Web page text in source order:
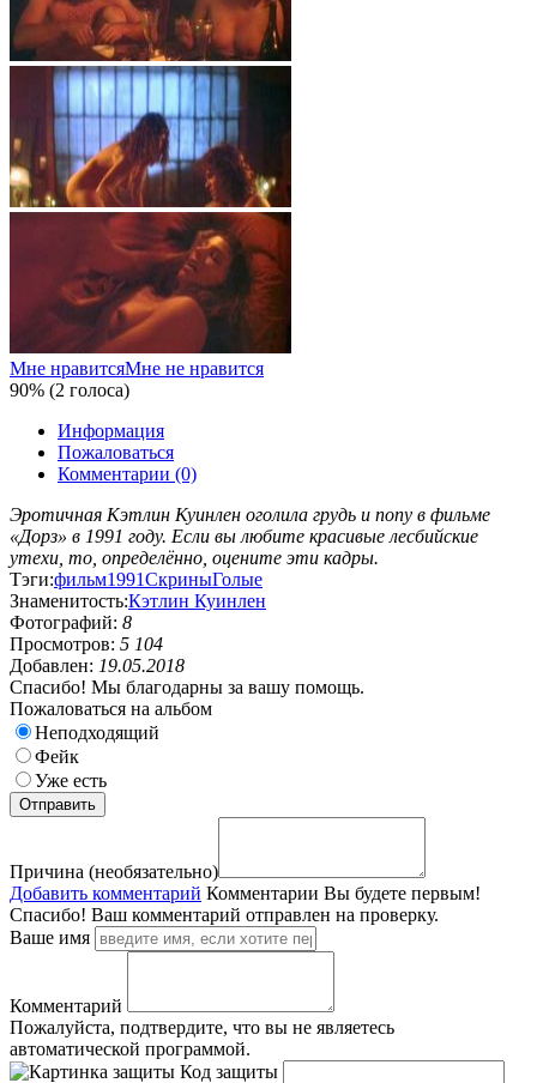
Мне нравитсяМне не нравится
90% (2 голоса)
Информация
Пожаловаться
Комментарии (0)
Эротичная Кэтлин Куинлен оголила грудь и попу в фильме
«Дорз» в 1991 году. Если вы любите красивые лесбийские
утехи, то, определённо, оцените эти кадры.
Тэги:фильм1991СкриныГолые
Знаменитость:Кэтлин Куинлен
Фотографий: 8
Просмотров: 5 104
Добавлен: 19.05.2018
Спасибо! Мы благодарны за вашу помощь.
Пожаловаться на альбом
Неподходящий
Фейк
Уже есть
Причина (необязательно)
Добавить комментарий Комментарии Вы будете первым!
Спасибо! Ваш комментарий отправлен на проверку.
Ваше имя
Комментарий
Пожалуйста, подтвердите, что вы не являетесь
автоматической программой.
Код защиты